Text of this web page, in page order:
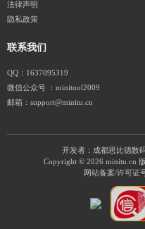
法律声明
隐私政策
联系我们
QQ：1637095319
微信公众号 ：minitool2009
邮箱：support@minitu.cn
开发者：成都思比德数
Copyright © 2026 minitu.cn
网站备案/许可证